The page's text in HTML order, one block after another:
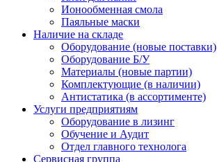
Ионообменная смола
Паяльные маски
Наличие на складе
Оборудование (новые поставки)
Оборудование Б/У
Материалы (новые партии)
Комплектующие (в наличии)
Антистатика (в ассортименте)
Услуги предприятиям
Оборудование в лизинг
Обучение и Аудит
Отдел главного технолога
Сервисная группа